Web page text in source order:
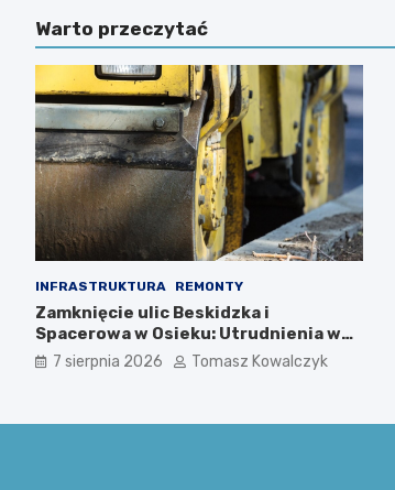
Warto przeczytać
INFRASTRUKTURA REMONTY
Zamknięcie ulic Beskidzka i
Spacerowa w Osieku: Utrudnienia w
ruchu od 10 sierpnia 2026 roku
7 sierpnia 2026 Tomasz Kowalczyk